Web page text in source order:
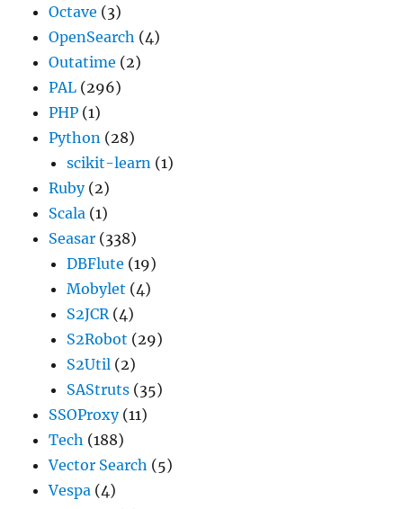
Octave (3)
OpenSearch (4)
Outatime (2)
PAL (296)
PHP (1)
Python (28)
scikit-learn (1)
Ruby(2)
Scala (1)
Seasar (338)
DBFlute (19)
Mobylet (4)
S2JCR(4)
S2Robot (29)
S2Util (2)
SAStruts (35)
SSOProxy(11)
Tech (188)
Vector Search (5)
Vespa (4)